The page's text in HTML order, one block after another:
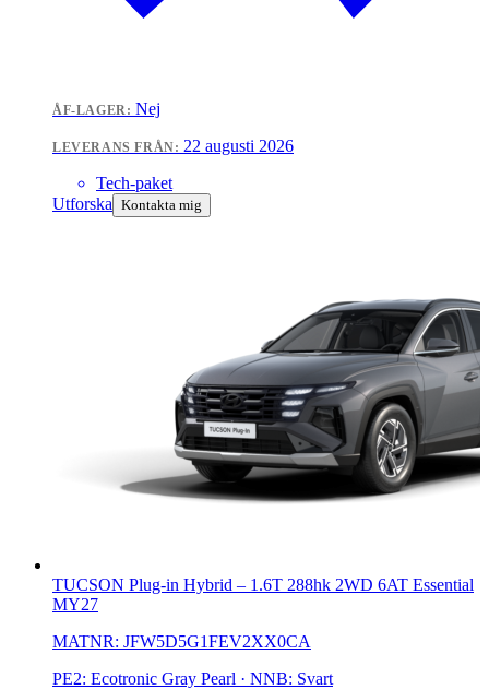
ÅF-LAGER: Nej
LEVERANS FRÅN: 22 augusti 2026
Tech-paket
Utforska Kontakta mig
TUCSON Plug-in Hybrid – 1.6T 288hk 2WD 6AT Essential
MY27
MATNR: JFW5D5G1FEV2XX0CA
PE2: Ecotronic Gray Pearl · NNB: Svart